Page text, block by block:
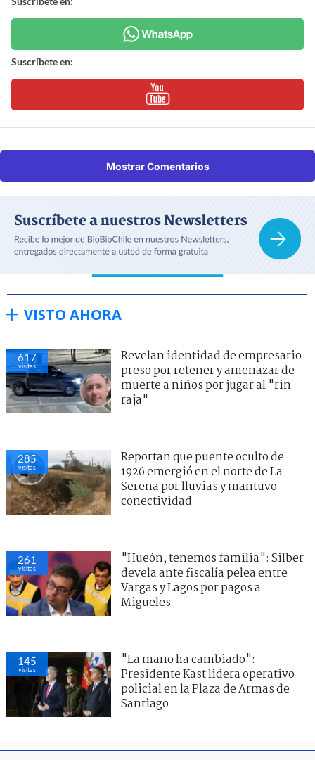
Suscríbete en:
Mostrar Comentarios
VISTO AHORA
617
visitas
Revelan identidad de empresario
preso por retener y amenazar de
muerte a niños por jugar al "rin
raja"
285
visitas
Reportan que puente oculto de
1926 emergió en el norte de La
Serena por lluvias y mantuvo
conectividad
261
visitas
"Hueón, tenemos familia": Silber
devela ante fiscalía pelea entre
Vargas y Lagos por pagos a
Migueles
145
visitas
"La mano ha cambiado":
Presidente Kast lidera operativo
policial en la Plaza de Armas de
Santiago